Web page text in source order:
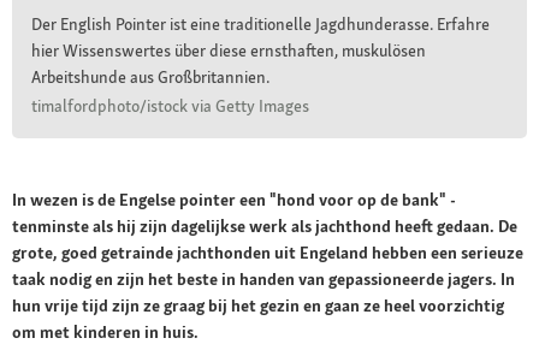
Der English Pointer ist eine traditionelle Jagdhunderasse. Erfahre
hier Wissenswertes über diese ernsthaften, muskulösen
Arbeitshunde aus Großbritannien.
timalfordphoto/istock via Getty Images
In wezen is de Engelse pointer een "hond voor op de bank" -
tenminste als hij zijn dagelijkse werk als jachthond heeft gedaan. De
grote, goed getrainde jachthonden uit Engeland hebben een serieuze
taak nodig en zijn het beste in handen van gepassioneerde jagers. In
hun vrije tijd zijn ze graag bij het gezin en gaan ze heel voorzichtig
om met kinderen in huis.